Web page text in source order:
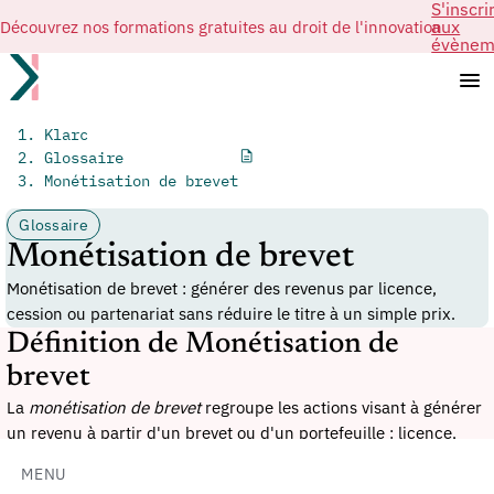
Découvrez nos formations gratuites au droit de l'innovationaux
MENU
Klarc
Glossaire
Monétisation de brevet
Glossaire
Monétisation de brevet
Monétisation de brevet : générer des revenus par licence,
cession ou partenariat sans réduire le titre à un simple prix.
Définition de Monétisation de
brevet
La monétisation de brevetregroupe les actions visant à générer
un revenu à partir d'un brevet ou d'un portefeuille : licence,
apport à une opération. Elle suppose une valorisation et un